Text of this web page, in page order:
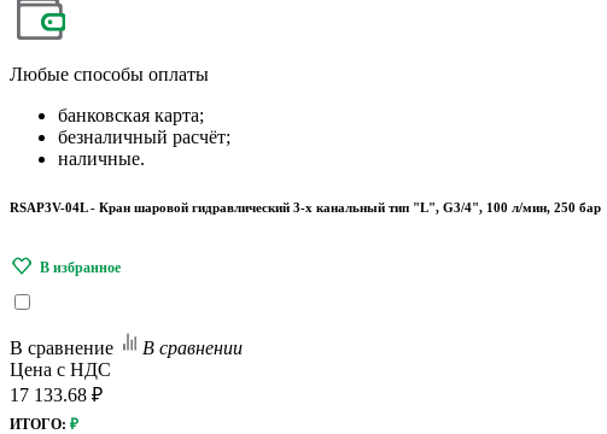
Любые способы оплаты
банковская карта;
безналичный расчёт;
наличные.
RSAP3V-04L - Кран шаровой гидравлический 3-х канальный тип "L", G3/4", 100 л/мин, 250 бар
В сравнение
В сравнении
Цена с НДС
17 133.68 ₽
ИТОГО: ₽